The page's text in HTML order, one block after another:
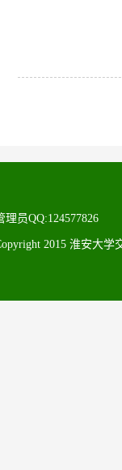
理员QQ:124577826
2015 淮安大学